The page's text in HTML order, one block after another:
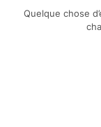
Quelque chose